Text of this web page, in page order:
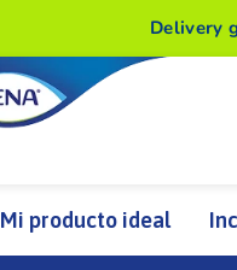
Delivery
Mi producto ideal